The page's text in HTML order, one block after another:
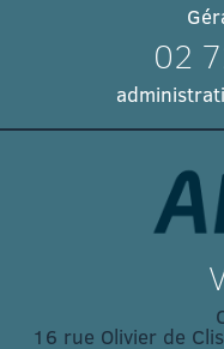
02
16 rue Olivier de